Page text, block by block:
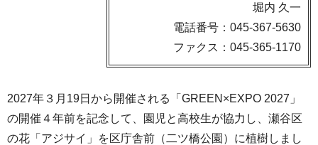
堀内 久一
電話番号：045-367-5630
ファクス：045-365-1170
2027年３月19日から開催される「GREEN×EXPO 2027」
の開催４年前を記念して、園児と高校生が協力し、瀬谷区
の花「アジサイ」を区庁舎前（二ツ橋公園）に植樹しまし